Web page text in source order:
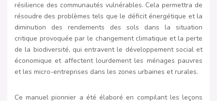
résilience des communautés vulnérables. Cela permettra de
résoudre des problèmes tels que le déficit énergétique et la
diminution des rendements des sols dans la situation
critique provoquée par le changement climatique et la perte
de la biodiversité, qui entravent le développement social et
économique et affectent lourdement les ménages pauvres
et les micro-entreprises dans les zones urbaines et rurales.
Ce manuel pionnier a été élaboré en compilant les leçons